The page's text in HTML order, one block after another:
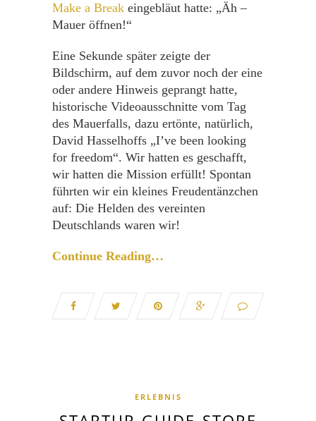
Make a Break eingebläut hatte: „Äh –
Mauer öffnen!“
Eine Sekunde später zeigte der
Bildschirm, auf dem zuvor noch der eine
oder andere Hinweis geprangt hatte,
historische Videoausschnitte vom Tag
des Mauerfalls, dazu ertönte, natürlich,
David Hasselhoffs „I’ve been looking
for freedom“. Wir hatten es geschafft,
wir hatten die Mission erfüllt! Spontan
führten wir ein kleines Freudentänzchen
auf: Die Helden des vereinten
Deutschlands waren wir!
Continue Reading…
ERLEBNIS